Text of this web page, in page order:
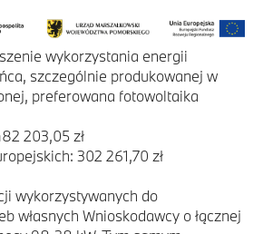
wykorzystania energii
szczególnie produkowanej w
preferowana fotowoltaika
203,05 zł
302 261,70 zł
wykorzystywanych do
własnych Wnioskodawcy o łącznej